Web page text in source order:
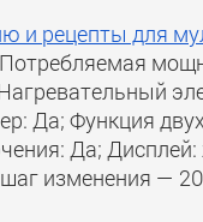
и рецепты для
Да; Функция
Да;
изменения — 20